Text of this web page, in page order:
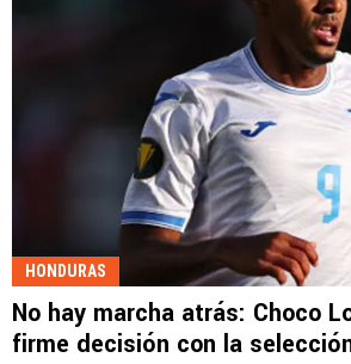
HONDURAS
No hay marcha atrás: Choco
firme decisión con la